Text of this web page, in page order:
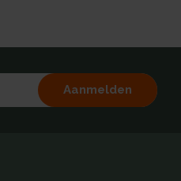
Aanmelden